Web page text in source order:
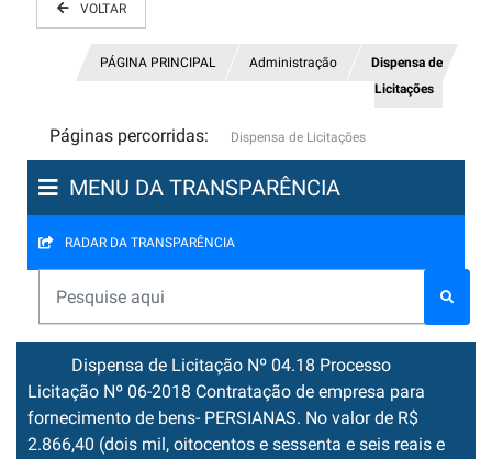
VOLTAR
PÁGINA PRINCIPAL Administração
Dispensa de
Licitações
Páginas percorridas: Dispensa de Licitações
MENU DA TRANSPARÊNCIA
RADAR DA TRANSPARÊNCIA
Dispensa de Licitação Nº 04.18 Processo
Licitação Nº 06-2018 Contratação de empresa para
fornecimento de bens- PERSIANAS. No valor de R$
2.866,40 (dois mil, oitocentos e sessenta e seis reais e